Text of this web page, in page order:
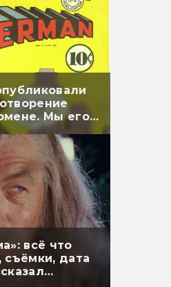
Мы его
всё что
съёмки, дата